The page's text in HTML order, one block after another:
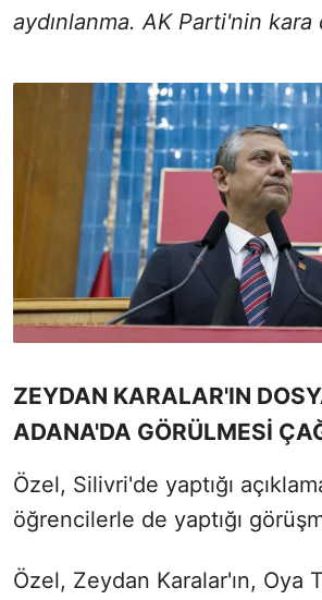
aydınlanma. AK Parti'nin kara
ZEYDAN KARALAR'IN
ADANA'DA GÖRÜLMESİ
Özel, Silivri'de yaptığı
öğrencilerle de yaptığı
Özel, Zeydan Karalar'ın, Oya